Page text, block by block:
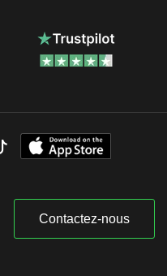
Contactez-nous